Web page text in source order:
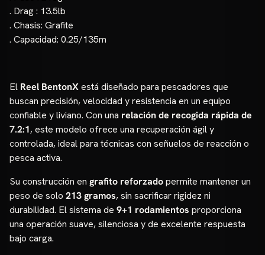
. Drag : 13.5lb
. Chasis: Grafite
. Capacidad: 0.25/135m
El Reel BentonXestá diseñado para pescadores que
buscan precisión, velocidad y resistencia en un equipo
confiable y liviano. Con una relación de recogida rápida de
7.2:1, este modelo ofrece una recuperación ágil y
controlada, ideal para técnicas con señuelos de reacción o
pesca activa.
Su construcción en grafito reforzadopermite mantener un
peso de solo 213 gramos, sin sacrificar rigidez ni
durabilidad. El sistema de 9+1 rodamientos proporciona
una operación suave, silenciosa y de excelente respuesta
bajo carga.